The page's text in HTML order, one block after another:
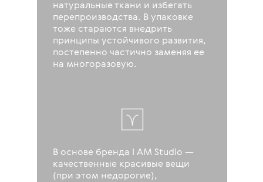
натуральные ткани и избегать
перепроизводства. В упаковке
тоже стараются внедрить
принципы устойчивого развития,
постепенно частично заменяя ее
на многоразовую.
В основе бренда I AM Studio —
качественные красивые вещи
(при этом недорогие),